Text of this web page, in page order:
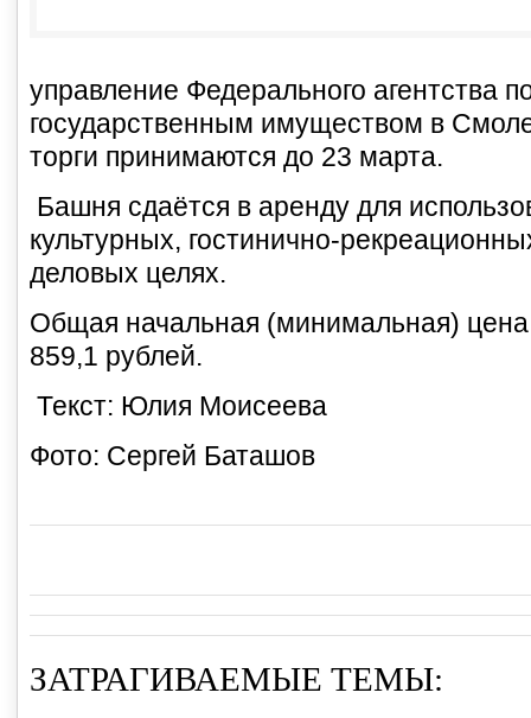
управление Федерального агентства
государственным имуществом в
торги принимаются до 23 марта.
Башня сдаётся в аренду для
культурных, гостинично-
деловых целях.
Общая начальная (минимальная) цена
859,1 рублей.
Текст: Юлия Моисеева
Фото: Сергей Баташов
ЗАТРАГИВАЕМЫЕ ТЕМЫ: